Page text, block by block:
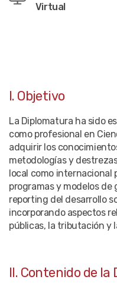
Virtual
I. Objetivo
La Diplomatura ha sido
como profesional en
adquirir los
metodologías y
local como internacional
programas y modelos
reporting del desarrollo
incorporando aspectos
públicas, la tributación y
II. Contenido de